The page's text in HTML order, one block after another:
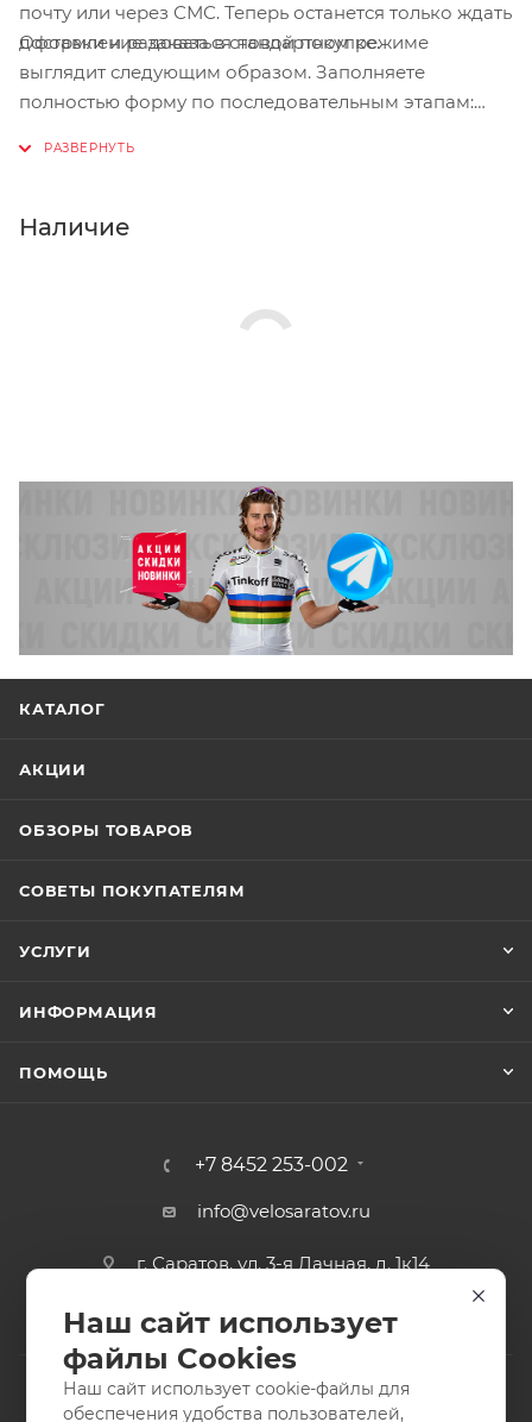
почту или через СМС. Теперь останется только ждать
доставки и радоваться новой покупке.
Оформление заказа в стандартном режиме
выглядит следующим образом. Заполняете
полностью форму по последовательным этапам:
Нажмите кнопку «Оформить заказ».
Наличие
КАТАЛОГ
АКЦИИ
ОБЗОРЫ ТОВАРОВ
СОВЕТЫ ПОКУПАТЕЛЯМ
УСЛУГИ
ИНФОРМАЦИЯ
ПОМОЩЬ
+7 8452 253-002
info@velosaratov.ru
г. Саратов, ул. 3-я Дачная, д. 1к14
Наш сайт использует
файлы Cookies
Наш сайт использует cookie-файлы для
обеспечения удобства пользователей,